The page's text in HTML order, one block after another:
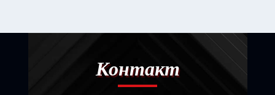
Контакт